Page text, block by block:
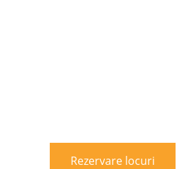
Rezervare locuri